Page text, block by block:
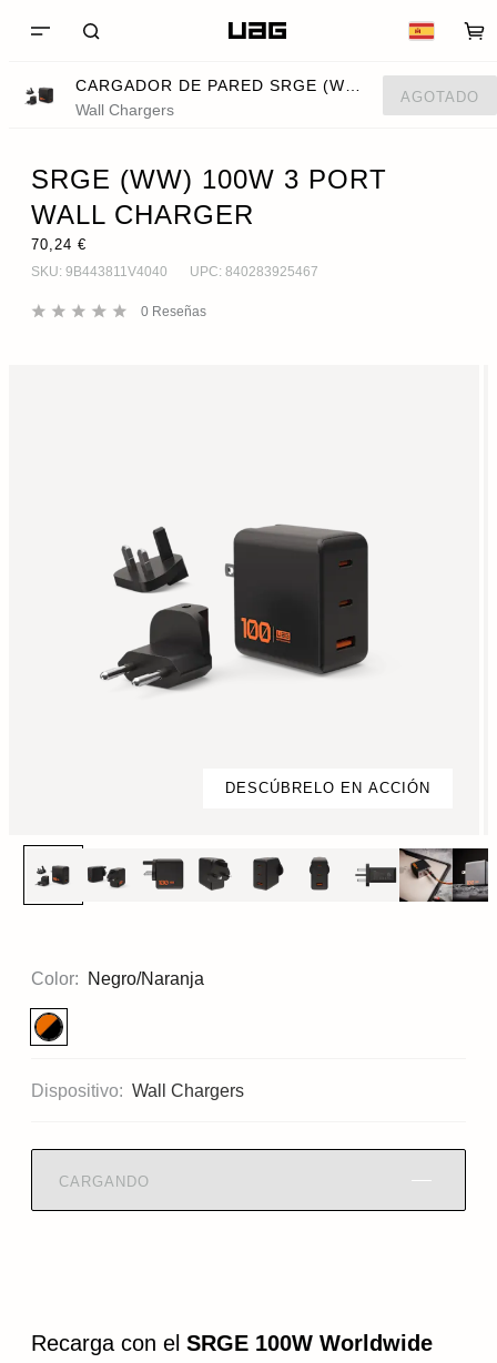
Wall Chargers
AGOTADO
SRGE (WW) 100W 3 PORT
WALL CHARGER
70,24 €
SKU: 9B443811V4040 UPC: 840283925467
0 Reseñas
DESCÚBRELO EN ACCIÓN
Color: Negro/Naranja
Dispositivo: Wall Chargers
CARGANDO
Recarga con el SRGE 100W Worldwide